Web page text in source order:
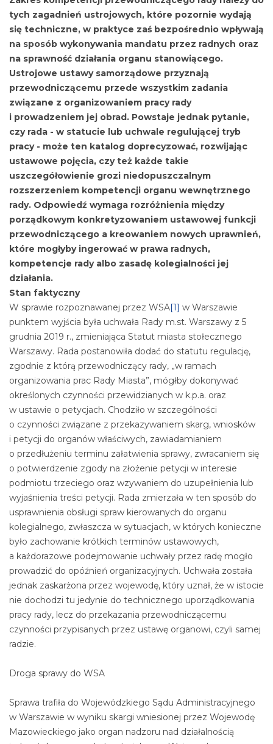
tych zagadnień ustrojowych, które pozornie wydają
się techniczne, w praktyce zaś bezpośrednio wpływają
na sposób wykonywania mandatu przez radnych oraz
na sprawność działania organu stanowiącego.
Ustrojowe ustawy samorządowe przyznają
przewodniczącemu przede wszystkim zadania
związane z organizowaniem pracy rady
i prowadzeniem jej obrad. Powstaje jednak pytanie,
czy rada - w statucie lub uchwale regulującej tryb
pracy - może ten katalog doprecyzować, rozwijając
ustawowe pojęcia, czy też każde takie
uszczegółowienie grozi niedopuszczalnym
rozszerzeniem kompetencji organu wewnętrznego
rady. Odpowiedź wymaga rozróżnienia między
porządkowym konkretyzowaniem ustawowej funkcji
przewodniczącego a kreowaniem nowych uprawnień,
które mogłyby ingerować w prawa radnych,
kompetencje rady albo zasadę kolegialności jej
działania.
Stan faktyczny
W sprawie rozpoznawanej przez WSA[1] w Warszawie
punktem wyjścia była uchwała Rady m.st. Warszawy z 5
grudnia 2019 r., zmieniająca Statut miasta stołecznego
Warszawy. Rada postanowiła dodać do statutu regulację,
zgodnie z którą przewodniczący rady, „w ramach
organizowania prac Rady Miasta”, mógłby dokonywać
określonych czynności przewidzianych w k.p.a. oraz
w ustawie o petycjach. Chodziło w szczególności
o czynności związane z przekazywaniem skarg, wniosków
i petycji do organów właściwych, zawiadamianiem
o przedłużeniu terminu załatwienia sprawy, zwracaniem się
o potwierdzenie zgody na złożenie petycji w interesie
podmiotu trzeciego oraz wzywaniem do uzupełnienia lub
wyjaśnienia treści petycji. Rada zmierzała w ten sposób do
usprawnienia obsługi spraw kierowanych do organu
kolegialnego, zwłaszcza w sytuacjach, w których konieczne
było zachowanie krótkich terminów ustawowych,
a każdorazowe podejmowanie uchwały przez radę mogło
prowadzić do opóźnień organizacyjnych. Uchwała została
jednak zaskarżona przez wojewodę, który uznał, że w istocie
nie dochodzi tu jedynie do technicznego uporządkowania
pracy rady, lecz do przekazania przewodniczącemu
czynności przypisanych przez ustawę organowi, czyli samej
radzie.
Droga sprawy do WSA
Sprawa trafiła do Wojewódzkiego Sądu Administracyjnego
w Warszawie w wyniku skargi wniesionej przez Wojewodę
Mazowieckiego jako organ nadzoru nad działalnością